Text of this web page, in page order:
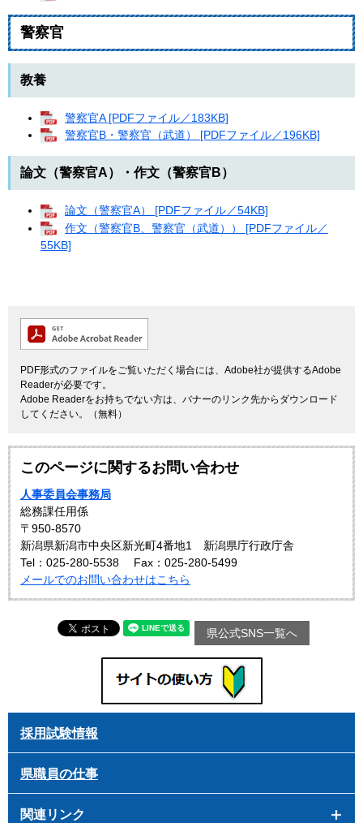
警察官
教養
警察官A [PDFファイル／183KB]
警察官B・警察官（武道） [PDFファイル／196KB]
論文（警察官A）・作文（警察官B）
論文（警察官A） [PDFファイル／54KB]
作文（警察官B、警察官（武道）） [PDFファイル／
55KB]
PDF形式のファイルをご覧いただく場合には、Adobe社が提供するAdobe
Readerが必要です。
Adobe Readerをお持ちでない方は、バナーのリンク先からダウンロード
してください。（無料）
このページに関するお問い合わせ
人事委員会事務局
総務課任用係
〒950-8570
新潟県新潟市中央区新光町4番地1 新潟県庁行政庁舎
Tel：025-280-5538
Fax：025-280-5499
メールでのお問い合わせはこちら
県公式SNS一覧へ
採用試験情報
県職員の仕事
関連リンク